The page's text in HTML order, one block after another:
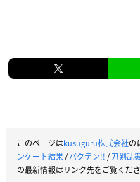
このページはkusuguru株式会社の
ンケート結果/バクテン!!/刀剣乱
の最新情報はリンク先をご覧くださ